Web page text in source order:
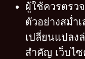
ผู้ใช้ควรตรว
ตัวอย่างสม่ำ
เปลี่ยนแปลง
สำคัญ เว็บไ